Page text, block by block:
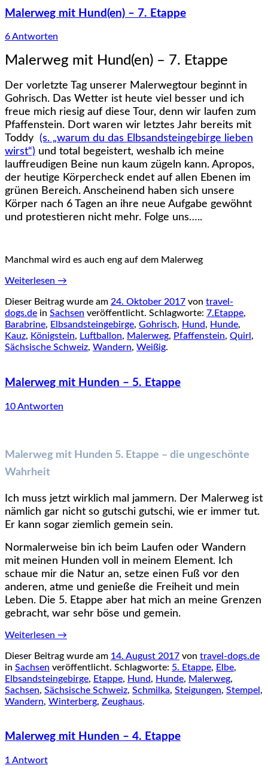
Malerweg mit Hund(en) – 7. Etappe
6 Antworten
Malerweg mit Hund(en) – 7. Etappe
Der vorletzte Tag unserer Malerwegtour beginnt in
Gohrisch. Das Wetter ist heute viel besser und ich
freue mich riesig auf diese Tour, denn wir laufen zum
Pfaffenstein. Dort waren wir letztes Jahr bereits mit
Toddy (s. „warum du das Elbsandsteingebirge lieben
wirst“) und total begeistert, weshalb ich meine
lauffreudigen Beine nun kaum zügeln kann. Apropos,
der heutige Körpercheck endet auf allen Ebenen im
grünen Bereich. Anscheinend haben sich unsere
Körper nach 6 Tagen an ihre neue Aufgabe gewöhnt
und protestieren nicht mehr. Folge uns…..
Manchmal wird es auch eng auf dem Malerweg
Weiterlesen →
Dieser Beitrag wurde am 24. Oktober 2017 von travel-
dogs.de in Sachsen veröffentlicht. Schlagworte: 7.Etappe,
Barabrine, Elbsandsteingebirge, Gohrisch, Hund, Hunde,
Kauz, Königstein, Luftballon, Malerweg, Pfaffenstein, Quirl ,
Sächsische Schweiz, Wandern, Weißig.
Malerweg mit Hunden – 5. Etappe
10 Antworten
Malerweg mit Hunden 5. Etappe – die ungeschönte
Wahrheit
Ich muss jetzt wirklich mal jammern. Der Malerweg ist
nämlich gar nicht so gutschi gutschi, wie er immer tut.
Er kann sogar ziemlich gemein sein.
Normalerweise bin ich beim Laufen oder Wandern
mit meinen Hunden voll in meinem Element. Ich
schaue mir die Natur an, setze einen Fuß vor den
anderen, atme und genieße die Freiheit und mein
Leben. Die 5. Etappe aber hat mich an meine Grenzen
gebracht, war sehr böse und gemein.
Weiterlesen →
Dieser Beitrag wurde am 14. August 2017 von travel-dogs.de
in Sachsen veröffentlicht. Schlagworte: 5. Etappe, Elbe,
Elbsandsteingebirge, Etappe, Hund, Hunde, Malerweg,
Sachsen, Sächsische Schweiz, Schmilka, Steigungen, Stempel ,
Wandern, Winterberg, Zeughaus.
Malerweg mit Hunden – 4. Etappe
1 Antwort